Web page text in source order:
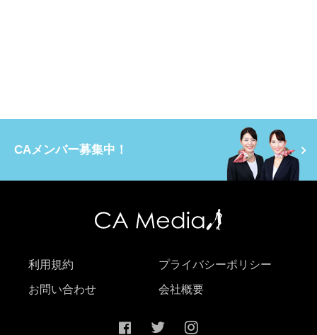
CAメンバー募集中！
利用規約 プライバシーポリシー
お問い合わせ 会社概要